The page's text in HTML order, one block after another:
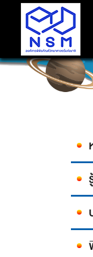
“อนุรักษ์ค
กับ